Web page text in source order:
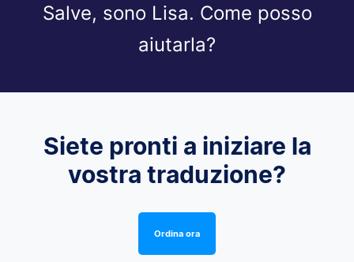
Salve, sono Lisa. Come posso
aiutarla?
Siete pronti a iniziare la
vostra traduzione?
Ordina ora